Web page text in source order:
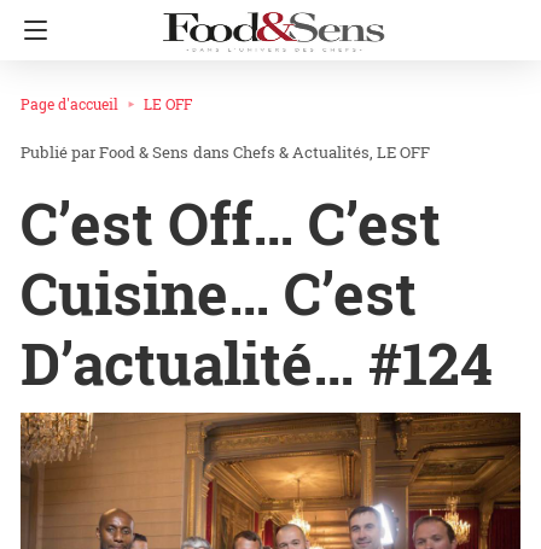
Page d'accueil LE OFF
Food & Sens dans Chefs & Actualités LE OFF
C’est Off… C’est
Cuisine… C’est
D’actualité… #124